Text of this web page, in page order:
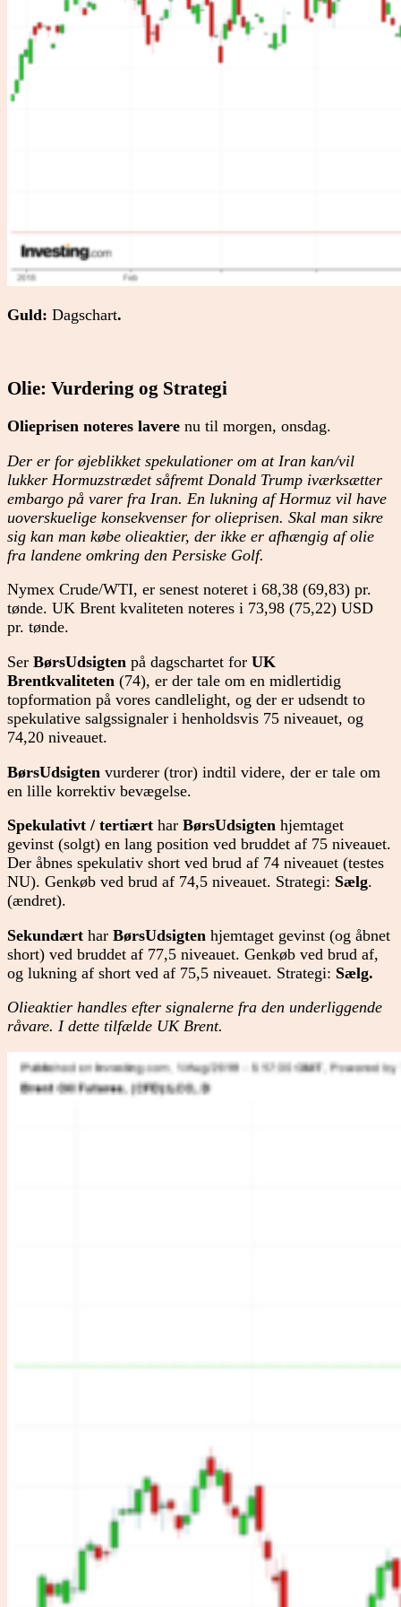
Guld: Dagschart.
Olie: Vurdering og Strategi
Olieprisen noteres lavere nu til morgen, onsdag.
Der er for øjeblikket spekulationer om at Iran kan/vil
lukker Hormuzstrædet såfremt Donald Trump iværksætter
embargo på varer fra Iran. En lukning af Hormuz vil have
uoverskuelige konsekvenser for olieprisen. Skal man sikre
sig kan man købe olieaktier, der ikke er afhængig af olie
fra landene omkring den Persiske Golf.
Nymex Crude/WTI, er senest noteret i 68,38 (69,83) pr.
tønde. UK Brent kvaliteten noteres i 73,98 (75,22) USD
pr. tønde.
Ser BørsUdsigten på dagschartet for UK
Brentkvaliteten (74), er der tale om en midlertidig
topformation på vores candlelight, og der er udsendt to
spekulative salgssignaler i henholdsvis 75 niveauet, og
74,20 niveauet.
BørsUdsigten vurderer (tror) indtil videre, der er tale om
en lille korrektiv bevægelse.
Spekulativt / tertiært har BørsUdsigten hjemtaget
gevinst (solgt) en lang position ved bruddet af 75 niveauet.
Der åbnes spekulativ short ved brud af 74 niveauet (testes
NU). Genkøb ved brud af 74,5 niveauet. Strategi: Sælg.
(ændret).
Sekundært har BørsUdsigten hjemtaget gevinst (og åbnet
short) ved bruddet af 77,5 niveauet. Genkøb ved brud af,
og lukning af short ved af 75,5 niveauet. Strategi: Sælg.
Olieaktier handles efter signalerne fra den underliggende
råvare. I dette tilfælde UK Brent.